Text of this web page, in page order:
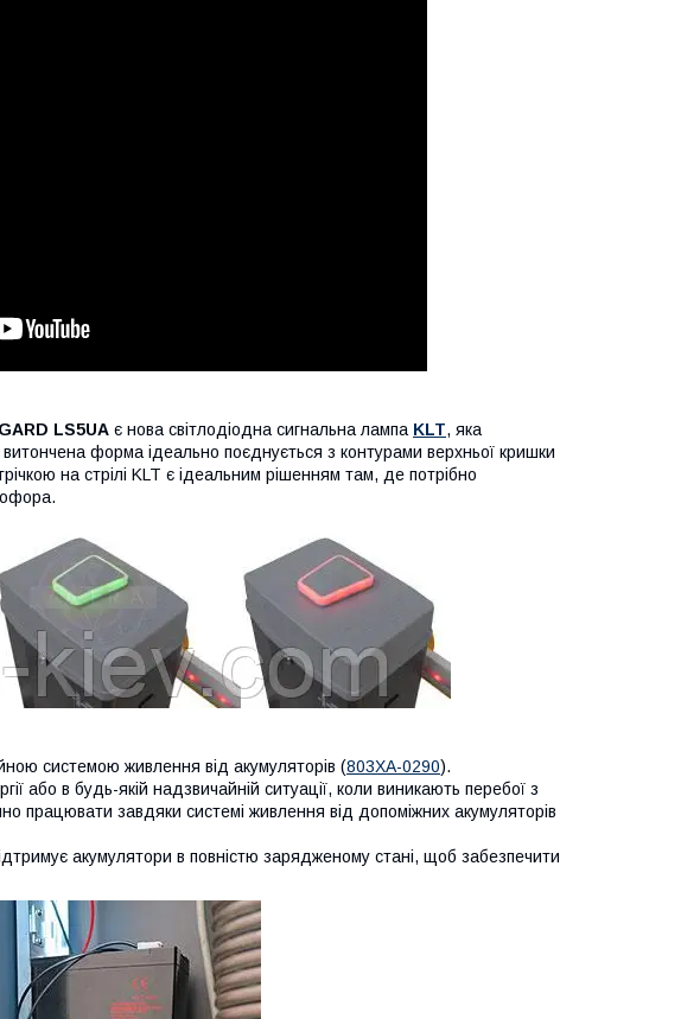
GARD LS5UA є нова світлодіодна сигнальна лампа KLT, яка
форма ідеально поєднується з контурами верхньої кришки
на стрілі KLT є ідеальним рішенням там, де потрібно
системою живлення від акумуляторів (803XA-0290).
або в будь-якій надзвичайній ситуації, коли виникають перебої з
працювати завдяки системі живлення від допоміжних акумуляторів
акумулятори в повністю зарядженому стані, щоб забезпечити